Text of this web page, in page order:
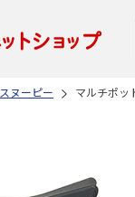
スヌーピー マルチポッ